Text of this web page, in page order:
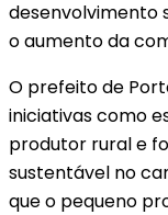
desenvolvimento
o aumento da
O prefeito de
iniciativas como
produtor rural e
sustentável no
que o pequeno